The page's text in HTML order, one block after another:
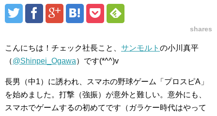
shares
こんにちは！チェック社長こと、 サンモルト の小川真平
（@Shinpei_Ogawa）です(*^^)v
長男（中1）に誘われ、スマホの野球ゲーム「プロスピA」
を始めました。打撃（強振）が意外と難しい。意外にも、
スマホでゲームするの初めてです（ガラケー時代はやって